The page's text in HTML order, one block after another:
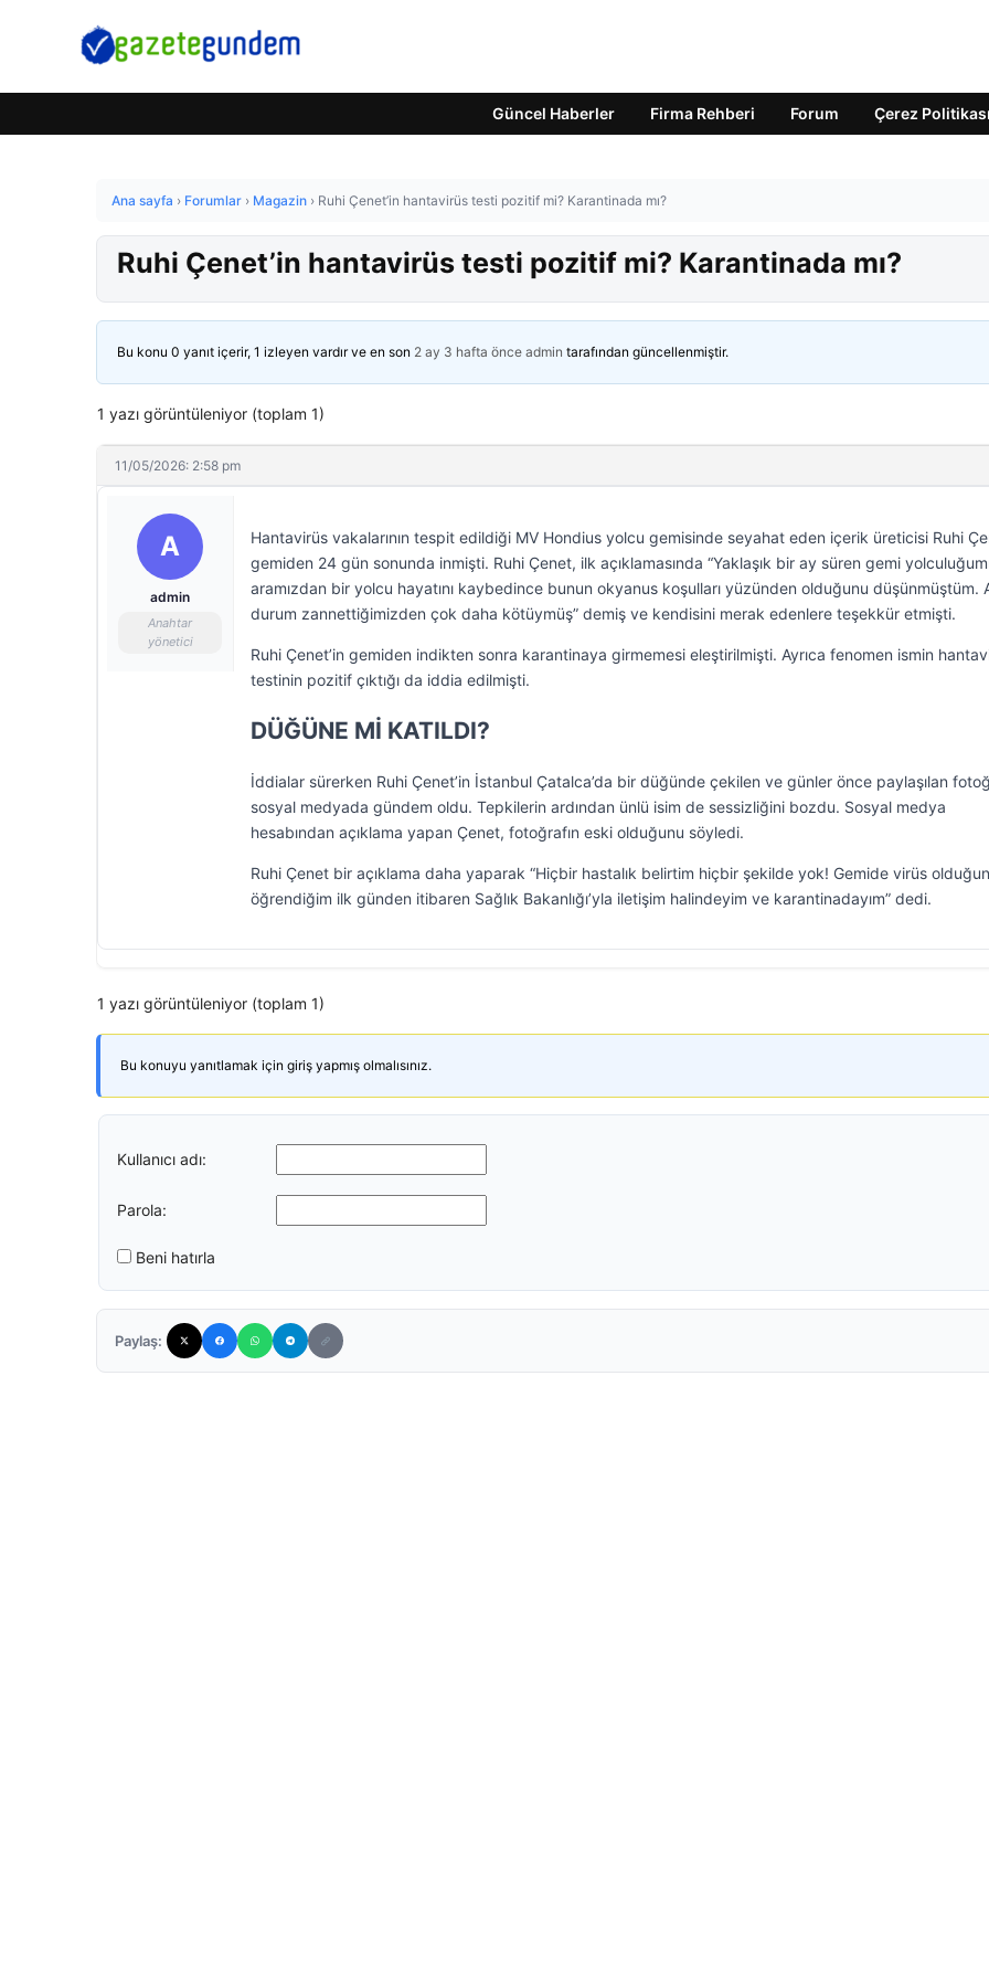
Güncel Haberler Firma Rehberi Forum Çerez Politikası
Ana sayfa › Forumlar › Magazin › Ruhi Çenet’in hantavirüs testi pozitif mi? Karantinada mı?
Ruhi Çenet’in hantavirüs testi pozitif mi? Karantinada mı?
Bu konu 0 yanıt içerir, 1 izleyen vardır ve en son 2 ay 3 hafta önce admin tarafından güncellenmiştir.
1 yazı görüntüleniyor (toplam 1)
11/05/2026: 2:58 pm
A
admin
Anahtar
yönetici
Hantavirüs vakalarının tespit edildiği MV Hondius yolcu gemisinde seyahat eden içerik üreticisi Ruhi
gemiden 24 gün sonunda inmişti. Ruhi Çenet, ilk açıklamasında “Yaklaşık bir ay süren gemi
aramızdan bir yolcu hayatını kaybedince bunun okyanus koşulları yüzünden olduğunu düşünmüştüm.
durum zannettiğimizden çok daha kötüymüş” demiş ve kendisini merak edenlere teşekkür etmişti.
Ruhi Çenet’in gemiden indikten sonra karantinaya girmemesi eleştirilmişti. Ayrıca fenomen ismin
testinin pozitif çıktığı da iddia edilmişti.
DÜĞÜNE Mİ KATILDI?
İddialar sürerken Ruhi Çenet’in İstanbul Çatalca’da bir düğünde çekilen ve günler önce paylaşılan
sosyal medyada gündem oldu. Tepkilerin ardından ünlü isim de sessizliğini bozdu. Sosyal medya
hesabından açıklama yapan Çenet, fotoğrafın eski olduğunu söyledi.
Ruhi Çenet bir açıklama daha yaparak “Hiçbir hastalık belirtim hiçbir şekilde yok! Gemide virüs
öğrendiğim ilk günden itibaren Sağlık Bakanlığı’yla iletişim halindeyim ve karantinadayım” dedi.
1 yazı görüntüleniyor (toplam 1)
Bu konuyu yanıtlamak için giriş yapmış olmalısınız.
Kullanıcı adı:
Parola:
Beni hatırla
Paylaş: